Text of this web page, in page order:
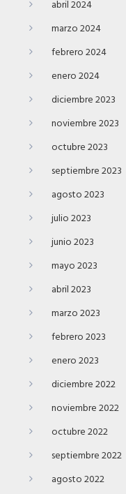
abril 2024
marzo 2024
febrero 2024
enero 2024
diciembre 2023
noviembre 2023
octubre 2023
septiembre 2023
agosto 2023
julio 2023
junio 2023
mayo 2023
abril 2023
marzo 2023
febrero 2023
enero 2023
diciembre 2022
noviembre 2022
octubre 2022
septiembre 2022
agosto 2022